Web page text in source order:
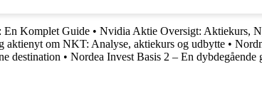
En Komplet Guide • Nvidia Aktie Oversigt: Aktiekurs,
aktienyt om NKT: Analyse, aktiekurs og udbytte •
destination • Nordea Invest Basis 2 – En dybdegående